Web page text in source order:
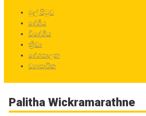
මුල් පිටුව
දේශීය
විදේශීය
ක්‍රීඩා
දේශපාලන
ව්‍යාපාරික
Palitha Wickramarathne